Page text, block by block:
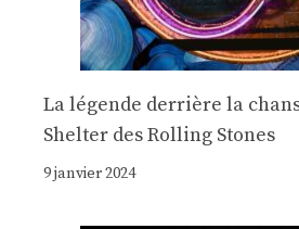
La légende derrière la
Shelter des Rolling Stones
9 janvier 2024